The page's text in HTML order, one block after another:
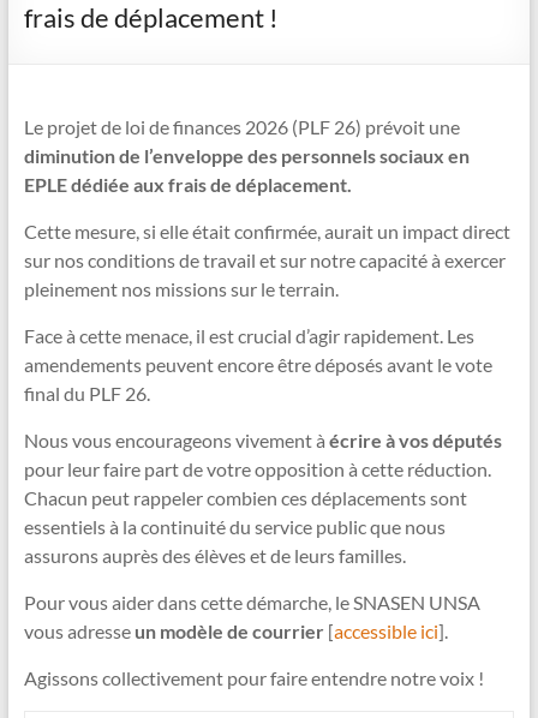
frais de déplacement !
Le projet de loi de finances 2026 (PLF 26) prévoit une
diminution de l’enveloppe des personnels sociaux en
EPLE dédiée aux frais de déplacement.
Cette mesure, si elle était confirmée, aurait un impact direct
sur nos conditions de travail et sur notre capacité à exercer
pleinement nos missions sur le terrain.
Face à cette menace, il est crucial d’agir rapidement. Les
amendements peuvent encore être déposés avant le vote
final du PLF 26.
Nous vous encourageons vivement à écrire à vos députés
pour leur faire part de votre opposition à cette réduction.
Chacun peut rappeler combien ces déplacements sont
essentiels à la continuité du service public que nous
assurons auprès des élèves et de leurs familles.
Pour vous aider dans cette démarche, le SNASEN UNSA
vous adresse un modèle de courrier[accessible ici].
Agissons collectivement pour faire entendre notre voix !